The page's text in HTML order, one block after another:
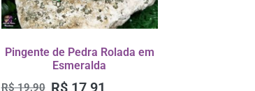
Pingente de Pedra Rolada em
Esmeralda
R$19,90 R$17,91